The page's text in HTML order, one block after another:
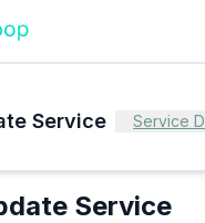
Service Service
Service